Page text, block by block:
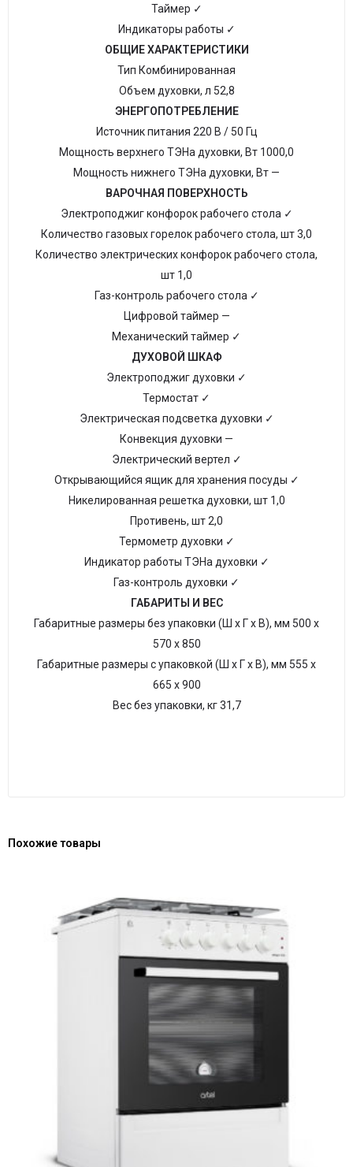
Таймер ✓
Индикаторы работы ✓
ОБЩИЕ ХАРАКТЕРИСТИКИ
Тип Комбинированная
Объем духовки, л 52,8
ЭНЕРГОПОТРЕБЛЕНИЕ
Источник питания 220 B / 50 Гц
Мощность верхнего ТЭНа духовки, Вт 1000,0
Мощность нижнего ТЭНа духовки, Вт —
ВАРОЧНАЯ ПОВЕРХНОСТЬ
Электроподжиг конфорок рабочего стола ✓
Количество газовых горелок рабочего стола, шт 3,0
Количество электрических конфорок рабочего стола,
шт 1,0
Газ-контроль рабочего стола ✓
Цифровой таймер —
Механический таймер ✓
ДУХОВОЙ ШКАФ
Электроподжиг духовки ✓
Термостат ✓
Электрическая подсветка духовки ✓
Конвекция духовки —
Электрический вертел ✓
Открывающийся ящик для хранения посуды ✓
Никелированная решетка духовки, шт 1,0
Противень, шт 2,0
Термометр духовки ✓
Индикатор работы ТЭНа духовки ✓
Газ-контроль духовки ✓
ГАБАРИТЫ И ВЕС
Габаритные размеры без упаковки (Ш х Г х В), мм 500 х
570 х 850
Габаритные размеры с упаковкой (Ш х Г х В), мм 555 х
665 х 900
Вес без упаковки, кг 31,7
Похожие товары